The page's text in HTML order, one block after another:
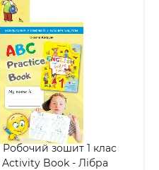
зошит 1 клас
Book - Лібра